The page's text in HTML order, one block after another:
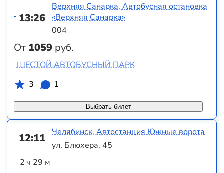
13:26
От 1059 руб.
Верхняя Санарка, Автобусная остановка
«Верхняя Санарка»
004
Выбрать билет
ШЕСТОЙ АВТОБУСНЫЙ ПАРК
3
1
12:11
2 ч 29 м
Челябинск, Автостанция Южные ворота
ул. Блюхера, 45